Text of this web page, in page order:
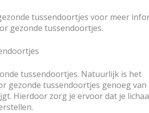
tussendoortjes voor meer
gezonde tussendoortjes.
tussendoortjes. Natuurlijk is het
gezonde tussendoortjes genoeg van
Hierdoor zorg je ervoor dat je